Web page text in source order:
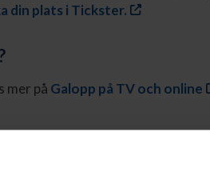
din plats i Tickster.
mer på Galopp på TV och online